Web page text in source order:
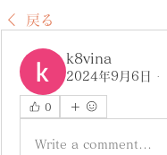
戻る
k8vina
2024年9月6日 ·
0
Write a comment...